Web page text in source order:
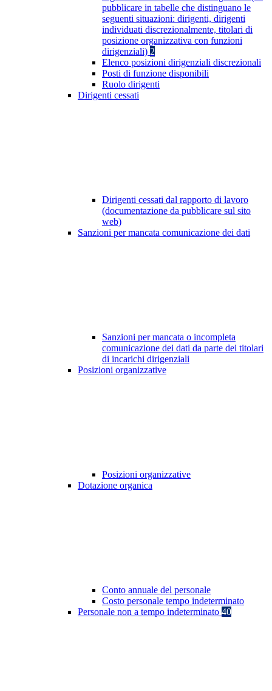
pubblicare in tabelle che distinguano le
seguenti situazioni: dirigenti, dirigenti
individuati discrezionalmente, titolari di
posizione organizzativa con funzioni
dirigenziali) 2
Elenco posizioni dirigenziali discrezionali
Posti di funzione disponibili
Ruolo dirigenti
Dirigenti cessati
Dirigenti cessati dal rapporto di lavoro
(documentazione da pubblicare sul sito
web)
Sanzioni per mancata comunicazione dei dati
Sanzioni per mancata o incompleta
comunicazione dei dati da parte dei titolari
di incarichi dirigenziali
Posizioni organizzative
Posizioni organizzative
Dotazione organica
Conto annuale del personale
Costo personale tempo indeterminato
Personale non a tempo indeterminato 40